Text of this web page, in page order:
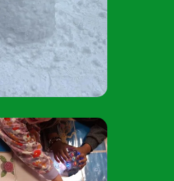
kijk- en speelochtend op
tot 10:15 uur.
een e-mail aan